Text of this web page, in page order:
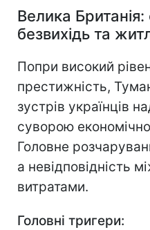
Велика Британія:
безвихідь та
Попри високий
престижність,
зустрів українців
суворою
Головне
а невідповідність
витратами.
Головні тригери: